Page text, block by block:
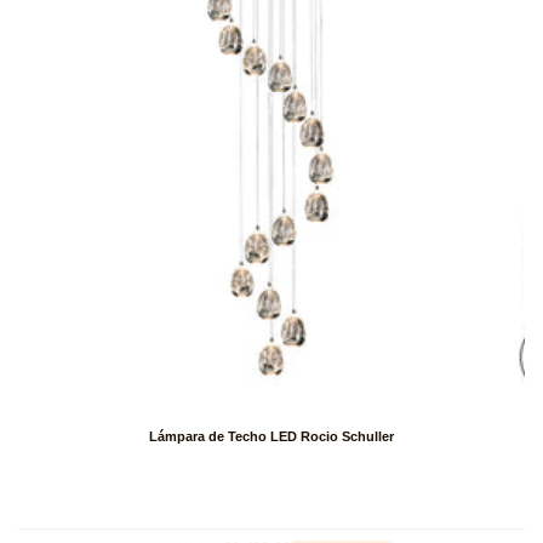
Lámpara de Techo LED Rocio Schuller